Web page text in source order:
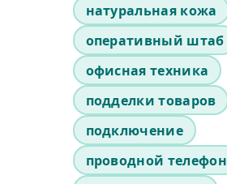
натуральная кожа
оперативный штаб
офисная техника
подделки товаров
подключение
проводной телефон